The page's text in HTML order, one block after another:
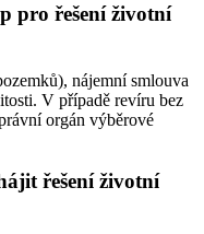
pro řešení životní
nájemní smlouva
V případě revíru bez
orgán výběrové
řešení životní